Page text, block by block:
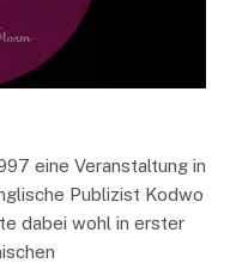
eine Veranstaltung in
Publizist Kodwo
dabei wohl in erster